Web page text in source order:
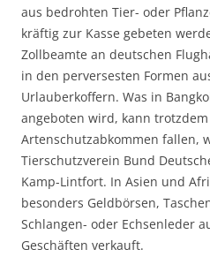
aus bedrohten Tier- oder
kräftig zur Kasse gebeten
Zollbeamte an deutschen
in den perversesten Formen
Urlauberkoffern. Was in
angeboten wird, kann
Artenschutzabkommen fallen,
Tierschutzverein Bund
Kamp-Lintfort. In Asien und
besonders Geldbörsen,
Schlangen- oder Echsenleder
Geschäften verkauft.